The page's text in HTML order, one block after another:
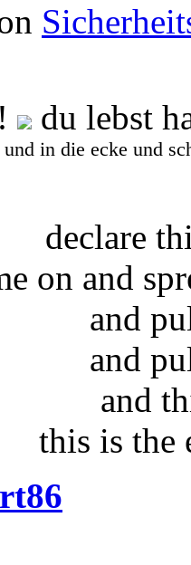
du lebst
in die ecke und
declare
on and
and
and
and
this is the